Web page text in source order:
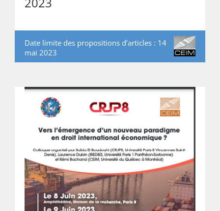
Date limite des propositions d’articles : 14
mai 2023